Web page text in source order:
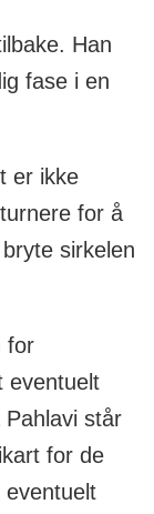
Han
fase i en
er ikke
for å
sirkelen
for
eventuelt
står
for de